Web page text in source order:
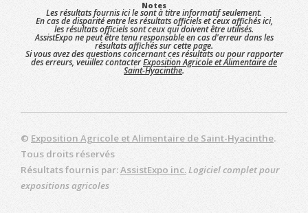
Notes
Les résultats fournis ici le sont à titre informatif seulement.
En cas de disparité entre les résultats officiels et ceux affichés ici,
les résultats officiels sont ceux qui doivent être utilisés.
AssistExpo ne peut être tenu responsable en cas d'erreur dans les
résultats affichés sur cette page.
Si vous avez des questions concernant ces résultats ou pour rapporter
des erreurs, veuillez contacterExposition Agricole et Alimentaire de
Saint-Hyacinthe.
© Exposition Agricole et Alimentaire de Saint-Hyacinthe.
Tous droits réservés
Résultats fournis par:AssistExpo inc.Logiciel complet pour
expositions agricoles